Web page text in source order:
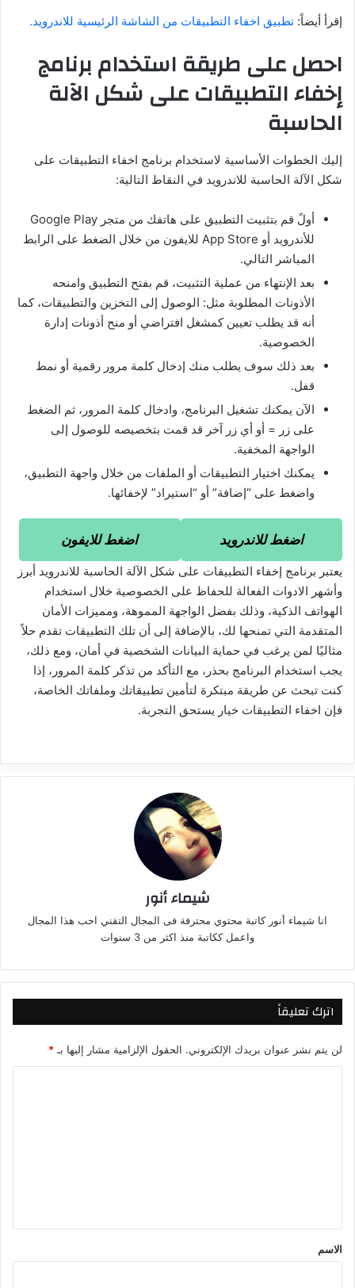
إقرأ أيضاً: تطبيق اخفاء التطبيقات من الشاشة الرئيسية للاندرويد.
احصل على طريقة استخدام برنامج
إخفاء التطبيقات على شكل الآلة
الحاسبة
إليك الخطوات الأساسية لاستخدام برنامج اخفاء التطبيقات على
شكل الآلة الحاسبة للاندرويد في النقاط التالية:
أولً قم بتثبيت التطبيق على هاتفك من متجر Google Play
للأندرويد أو App Store للايفون من خلال الضغط على الرابط
المباشر التالي.
بعد الإنتهاء من عملية التثبيت، قم بفتح التطبيق وامنحه
الأذونات المطلوبة مثل: الوصول إلى التخزين والتطبيقات، كما
أنه قد يطلب تعيين كمشغل افتراضي أو منح أذونات إدارة
الخصوصية.
بعد ذلك سوف يطلب منك إدخال كلمة مرور رقمية أو نمط
قفل.
الآن يمكنك تشغيل البرنامج، وادخال كلمة المرور، ثم الضغط
على زر = أو أي زر آخر قد قمت بتخصيصه للوصول إلى
الواجهة المخفية.
يمكنك اختيار التطبيقات أو الملفات من خلال واجهة التطبيق،
واضغط على “إضافة” أو “استيراد” لإخفائها.
اضغط للاندرويد اضغط للايفون
يعتبر برنامج إخفاء التطبيقات على شكل الآلة الحاسبة للاندرويد أبرز
وأشهر الادوات الفعالة للحفاظ على الخصوصية خلال استخدام
الهواتف الذكية، وذلك بفضل الواجهة المموهة، ومميزات الأمان
المتقدمة التي تمنحها لك، بالإضافة إلى أن تلك التطبيقات تقدم حلاً
مثاليًا لمن يرغب في حماية البيانات الشخصية في أمان، ومع ذلك،
يجب استخدام البرنامج بحذر، مع التأكد من تذكر كلمة المرور، إذا
كنت تبحث عن طريقة مبتكرة لتأمين تطبيقاتك وملفاتك الخاصة،
فإن اخفاء التطبيقات خيار يستحق التجربة.
شيماء أنور
انا شيماء أنور كاتبة محتوي محترفة فى المجال التقني احب هذا المجال
واعمل ككاتبة منذ اكثر من 3 سنوات
اترك تعليقاً
لن يتم نشر عنوان بريدك الإلكتروني. الحقول الإلزامية مشار إليها بـ*
*
الاسم